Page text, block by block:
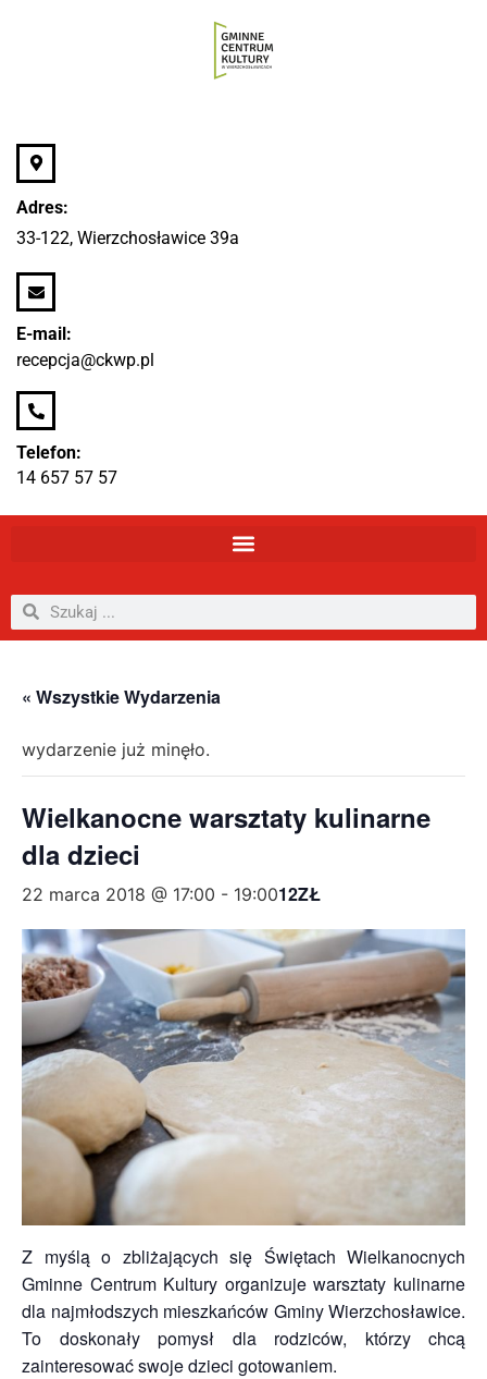
Adres:
33-122, Wierzchosławice 39a
E-mail:
recepcja@ckwp.pl
Telefon:
14 657 57 57
« Wszystkie Wydarzenia
wydarzenie już minęło.
Wielkanocne warsztaty kulinarne
dla dzieci
22 marca 2018 @ 17:00 - 19:0012ZŁ
Z myślą o zbliżających się Świętach Wielkanocnych
Gminne Centrum Kultury organizuje warsztaty kulinarne
dla najmłodszych mieszkańców Gminy Wierzchosławice.
To doskonały pomysł dla rodziców, którzy chcą
zainteresować swoje dzieci gotowaniem.